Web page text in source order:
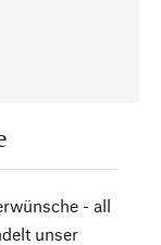
- all
unser